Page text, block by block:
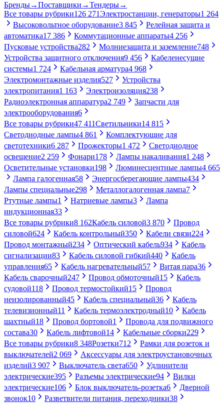
Бренды→Поставщики →Тендеры→
Все товары рубрики126 271Электростанции, генераторы1 264
Высоковольтное оборудование3 845
Релейная защита и
автоматика17 386 Коммутационные аппараты4 256
Пусковые устройства282 Молниезащита и заземление748
Устройства защитного отключения9 456
Кабеленесущие
системы1 724 Кабельная арматура4 968
Электромонтажные изделия527
Устройства
электропитания1 163 Электроизоляция238
Радиоэлектронная аппаратура2 749
Запчасти для
электрооборудования6
Все товары рубрики47 411Светильники14 815
Светодиодные лампы4 861
Комплектующие для
светотехники6 287 Прожекторы1 472
Светодиодное
освещение2 259 Фонари178 Лампы накаливания1 248
Осветительные установки198 Люминесцентные лампы4 665
Лампа галогенная58 Энергосберегающие лампы434
Лампы специальные298 Металлогалогенная лампа7
Ртутные лампы1 Натриевые лампы3
Лампа
индукционная33
Все товары рубрики8 162Кабель силовой3 870
Провод
силовой624 Кабель контрольный350 Кабели связи224
Провод монтажный234 Оптический кабель934
Кабель
сигнализации83 Кабель силовой гибкий440
Кабель
управления65 Кабель нагревательный57 Витая пара36
Кабель сварочный247 Провод обмоточный15
Кабель
судовой118 Провод термостойкий15
Провод
неизолированный45 Кабель специальный36
Кабель
телевизионный11 Кабель термоэлектродный10
Кабель
шахтный18 Провод бортовой1
Провода для подвижного
состава30 Кабель лифтовой14 Кабельные сборки229
Все товары рубрики8 348Розетки712
Рамки для розеток и
выключателей2 069
Аксессуары для электроустановочных
изделий3 907 Выключатель света650
Удлинители
электрические395 Разъемы электрические94
Вилки
электрические106 Блок выключатель-розетка6
Дверной
звонок10 Разветвители питания, переходники38